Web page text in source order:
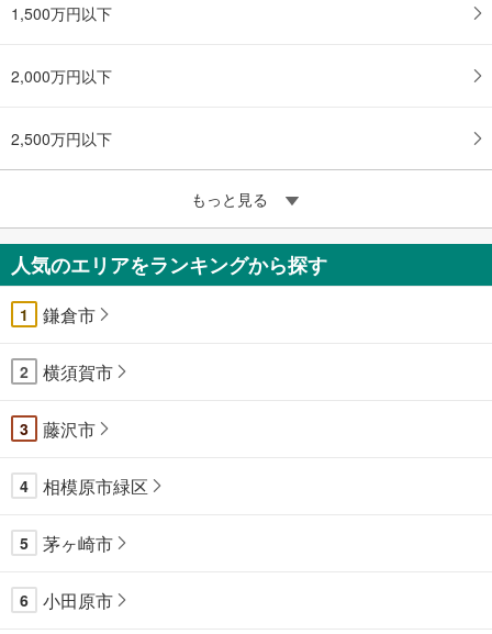
1,500万円以下
2,000万円以下
2,500万円以下
もっと見る
人気のエリアをランキングから探す
1 鎌倉市
2 横須賀市
3 藤沢市
4 相模原市緑区
5 茅ヶ崎市
6 小田原市